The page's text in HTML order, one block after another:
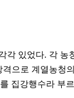
각 있었다. 각
으로 계열농
집강행수라 부